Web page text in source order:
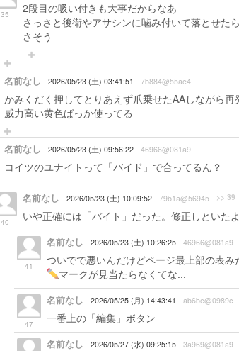
35
2段目の吸い付きも大事だからなあ
さっさと後衛やアサシンに噛み付いて落とせた
さそう
名前なし 2026/05/23 (土) 03:41:51 7b884@55ae4
かみくだく押してとりあえず爪乗せたAAしながら
威力高い黄色ばっか使ってる
名前なし 2026/05/23 (土) 09:56:22 46966@081a9
コイツのユナイトって「バイド」で合ってるん？
40
名前なし 2026/05/23 (土) 10:09:52 79b1a@56945 >> 39
いや正確には「バイト」だった。修正しといたよ
41
名前なし 2026/05/23 (土) 10:26:25 46966@081a9
ついでで悪いんだけどページ最上部の表
マークが見当たらなくてな...
47
名前なし 2026/05/25 (月) 14:43:41 ab6be@0989c
一番上の「編集」ボタン
名前なし 2026/05/27 (水) 09:25:15 3a969@081a9